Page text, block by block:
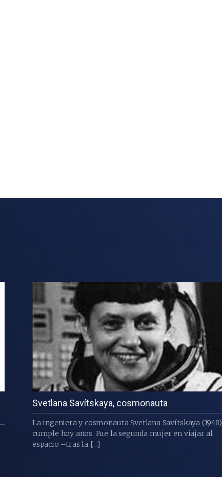
Svetlana Savítskaya, cosmonauta
La ingeniera y cosmonauta Svetlana Savítskaya (1948)
cumple hoy años. Fue la segunda mujer en viajar al
espacio –tras la […]